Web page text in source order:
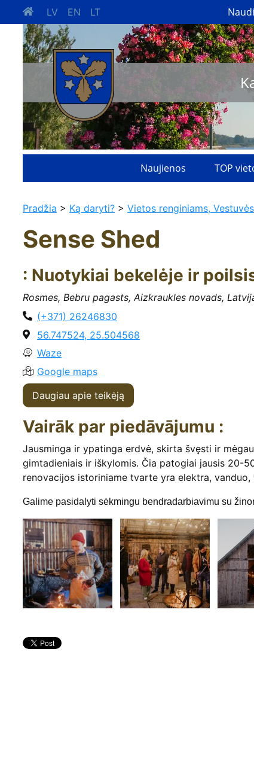
LV EN LT
Naujienos TOP
Pradžia > Ką daryti? > Vietos renginiams, Vestuvės
Sense Shed
: Nuotykiai bekelėje ir
Rosmes, Bebru pagasts, Aizkraukles novads,
(+371) 26246830
56.747524, 25.504568
Waze
Google maps
Daugiau apie teikėją
Vairāk par piedāvājumu :
Jausminga ir ypatinga erdvė, skirta švęsti ir
gimtadieniais ir iškylomis. Čia patogiai jausis 20-
renovacijos istoriniame tvarte yra elektra,
Galime pasidalyti sėkmingu bendradarbiavimu su